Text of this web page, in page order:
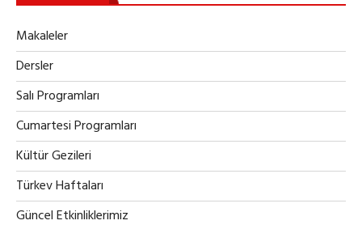
Makaleler
Dersler
Salı Programları
Cumartesi Programları
Kültür Gezileri
Türkev Haftaları
Güncel Etkinliklerimiz